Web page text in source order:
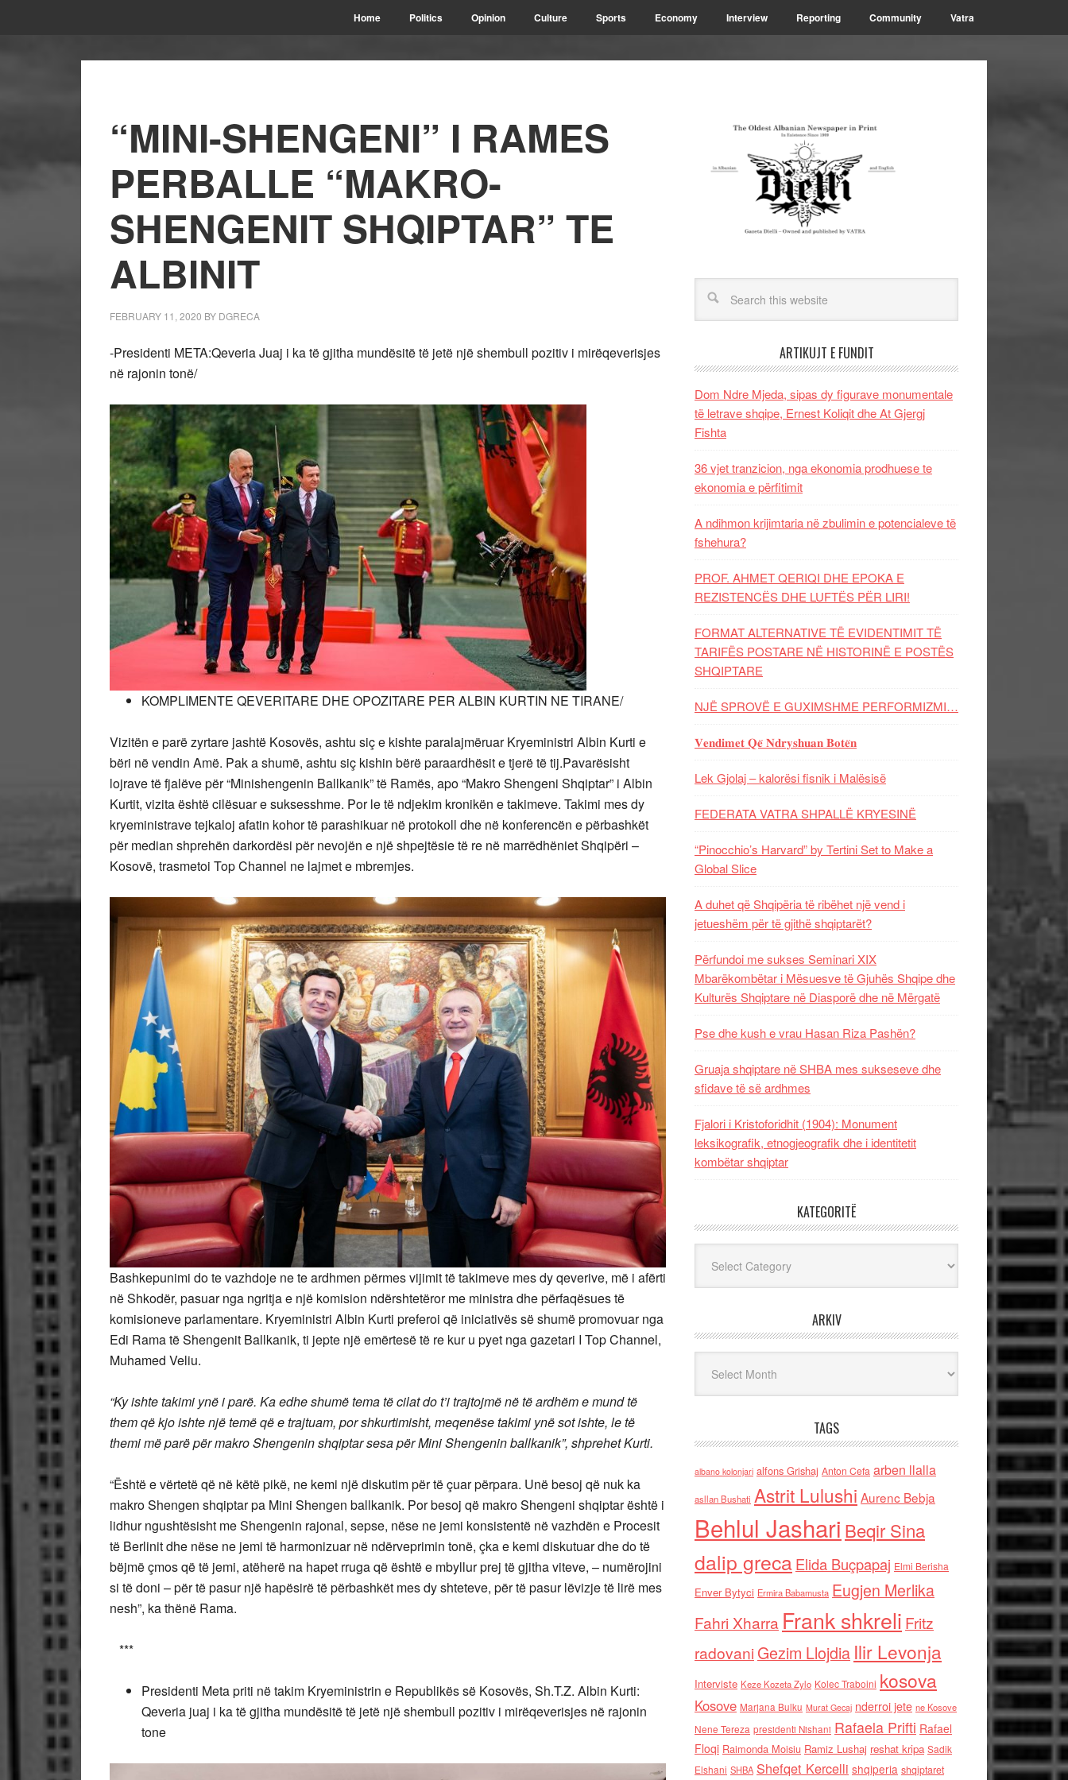
Home Politics Opinion Culture Sports Economy Interview Reporting Community Vatra
“MINI-SHENGENI” I RAMES
PERBALLE “MAKRO-
SHENGENIT SHQIPTAR” TE
ALBINIT
FEBRUARY 11, 2020 BY DGRECA
-Presidenti META:Qeveria Juaj i ka të gjitha mundësitë të jetë një shembull pozitiv i mirëqeverisjes
në rajonin tonë/
KOMPLIMENTE QEVERITARE DHE OPOZITARE PER ALBIN KURTIN NE TIRANE/
Vizitën e parë zyrtare jashtë Kosovës, ashtu siç e kishte paralajmëruar Kryeministri Albin Kurti e
bëri në vendin Amë. Pak a shumë, ashtu siç kishin bërë paraardhësit e tjerë të tij.Pavarësisht
lojrave të fjalëve për “Minishengenin Ballkanik” të Ramës, apo “Makro Shengeni Shqiptar” i Albin
Kurtit, vizita është cilësuar e suksesshme. Por le të ndjekim kronikën e takimeve. Takimi mes dy
kryeministrave tejkaloj afatin kohor të parashikuar në protokoll dhe në konferencën e përbashkët
për median shprehën darkordësi për nevojën e një shpejtësie të re në marrëdhëniet Shqipëri –
Kosovë, trasmetoi Top Channel ne lajmet e mbremjes.
Bashkepunimi do te vazhdoje ne te ardhmen përmes vijimit të takimeve mes dy qeverive, më i afërti
në Shkodër, pasuar nga ngritja e një komision ndërshtetëror me ministra dhe përfaqësues të
komisioneve parlamentare. Kryeministri Albin Kurti preferoi që iniciativës së shumë promovuar nga
Edi Rama të Shengenit Ballkanik, ti jepte një emërtesë të re kur u pyet nga gazetari I Top Channel,
Muhamed Veliu.
“Ky ishte takimi ynë i parë. Ka edhe shumë tema të cilat do t’i trajtojmë në të ardhëm e mund të
them që kjo ishte një temë që e trajtuam, por shkurtimisht, meqenëse takimi ynë sot ishte, le të
themi më parë për makro Shengenin shqiptar sesa për Mini Shengenin ballkanik”, shprehet Kurti.
“Është e vërtetë që në këtë pikë, ne kemi një diskutim për të çuar përpara. Unë besoj që nuk ka
makro Shengen shqiptar pa Mini Shengen ballkanik. Por besoj që makro Shengeni shqiptar është i
lidhur ngushtësisht me Shengenin rajonal, sepse, nëse ne jemi konsistentë në vazhdën e Procesit
të Berlinit dhe nëse ne jemi të harmonizuar në ndërveprimin tonë, çka e kemi diskutuar dhe do të
bëjmë çmos që të jemi, atëherë na hapet rruga që është e mbyllur prej të gjitha viteve, – numërojini
si të doni – për të pasur një hapësirë të përbashkët mes dy shteteve, për të pasur lëvizje të lirë mes
nesh”, ka thënë Rama.
***
Presidenti Meta priti në takim Kryeministrin e Republikës së Kosovës, Sh.T.Z. Albin Kurti:
Qeveria juaj i ka të gjitha mundësitë të jetë një shembull pozitiv i mirëqeverisjes në rajonin
tone
ARTIKUJT E FUNDIT
Dom Ndre Mjeda, sipas dy figurave monumentale
të letrave shqipe, Ernest Koliqit dhe At Gjergj
Fishta
36 vjet tranzicion, nga ekonomia prodhuese te
ekonomia e përfitimit
A ndihmon krijimtaria në zbulimin e potencialeve të
fshehura?
PROF. AHMET QERIQI DHE EPOKA E
REZISTENCЁS DHE LUFTЁS PЁR LIRI!
FORMAT ALTERNATIVE TË EVIDENTIMIT TË
TARIFËS POSTARE NË HISTORINË E POSTËS
SHQIPTARE
NJË SPROVË E GUXIMSHME PERFORMIZMI…
𝐕𝐞𝐧𝐝𝐢𝐦𝐞𝐭 𝐐𝐞̈ 𝐍𝐝𝐫𝐲𝐬𝐡𝐮𝐚𝐧 𝐁𝐨𝐭𝐞̈𝐧
Lek Gjolaj – kalorësi fisnik i Malësisë
FEDERATA VATRA SHPALLË KRYESINË
“Pinocchio’s Harvard” by Tertini Set to Make a
Global Slice
A duhet që Shqipëria të ribëhet një vend i
jetueshëm për të gjithë shqiptarët?
Përfundoi me sukses Seminari XIX
Mbarëkombëtar i Mësuesve të Gjuhës Shqipe dhe
Kulturës Shqiptare në Diasporë dhe në Mërgatë
Pse dhe kush e vrau Hasan Riza Pashën?
Gruaja shqiptare në SHBA mes sukseseve dhe
sfidave të së ardhmes
Fjalori i Kristoforidhit (1904): Monument
leksikografik, etnogjeografik dhe i identitetit
kombëtar shqiptar
KATEGORITË
ARKIV
TAGS
albano kolonjari alfons Grishaj Anton Cefa arben llalla
asllan Bushati Astrit Lulushi Aurenc Bebja
Behlul Jashari Beqir Sina
dalip grecaElida Buçpapaj Elmi Berisha
Enver Bytyci Ermira Babamusta Eugjen Merlika
Fahri Xharra Frank shkreli Fritz
radovaniGezim Llojdia Ilir Levonja
Interviste Keze Kozeta Zylo Kolec Traboini kosova
Kosove Marjana Bulku Murat Gecaj nderroi jete ne Kosove
Nene Tereza presidenti Nishani Rafaela Prifti Rafael
Floqi Raimonda Moisiu Ramiz Lushaj reshat kripa Sadik
Elshani SHBA Shefqet Kercelli shqiperia shqiptaret